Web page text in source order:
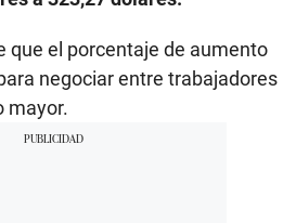
que el porcentaje de aumento
negociar entre trabajadores
mayor.